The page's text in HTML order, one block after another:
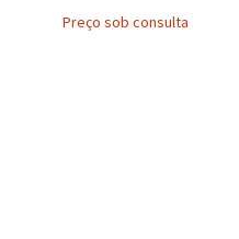
Preço sob consulta